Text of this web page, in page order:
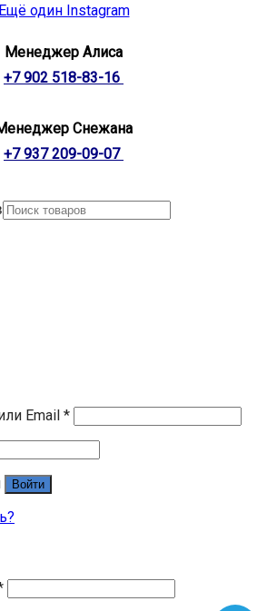
Ещё один Instagram
Менеджер Алиса
+7 902 518-83-16
Снежана
+7 937 209-09-07
Email *
Войти